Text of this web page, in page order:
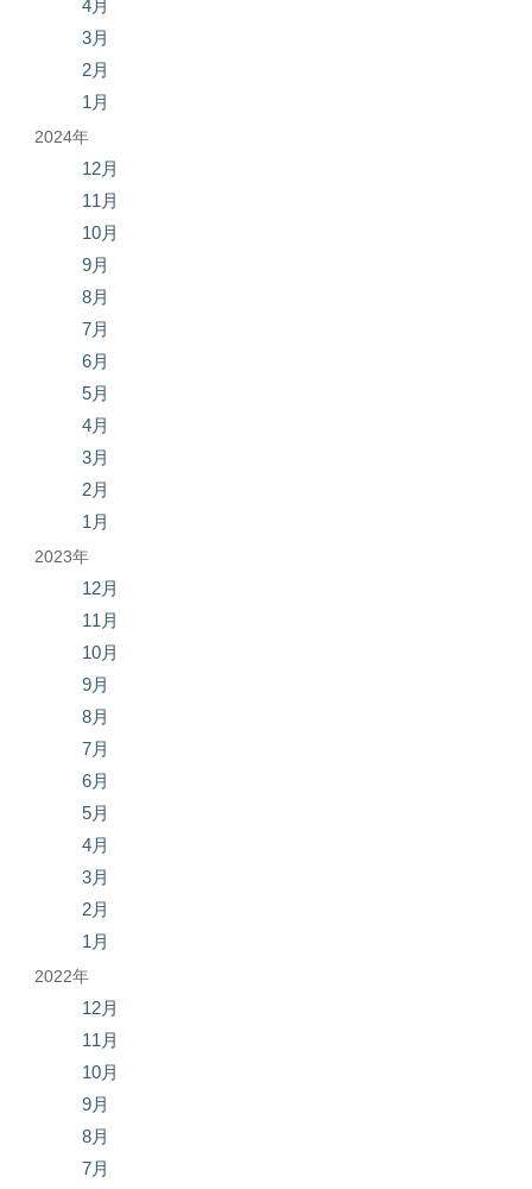
4月
3月
2月
1月
2024年
12月
11月
10月
9月
8月
7月
6月
5月
4月
3月
2月
1月
2023年
12月
11月
10月
9月
8月
7月
6月
5月
4月
3月
2月
1月
2022年
12月
11月
10月
9月
8月
7月